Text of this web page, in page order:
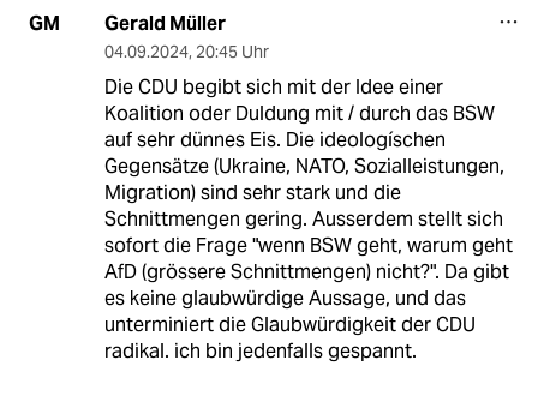
GM Gerald Müller
04.09.2024, 20:45 Uhr
Die CDU begibt sich mit der Idee einer
Koalition oder Duldung mit / durch das BSW
auf sehr dünnes Eis. Die ideologíschen
Gegensätze (Ukraine, NATO, Sozialleistungen,
Migration) sind sehr stark und die
Schnittmengen gering. Ausserdem stellt sich
sofort die Frage "wenn BSW geht, warum geht
AfD (grössere Schnittmengen) nicht?". Da gibt
es keine glaubwürdige Aussage, und das
unterminiert die Glaubwürdigkeit der CDU
radikal. ich bin jedenfalls gespannt.